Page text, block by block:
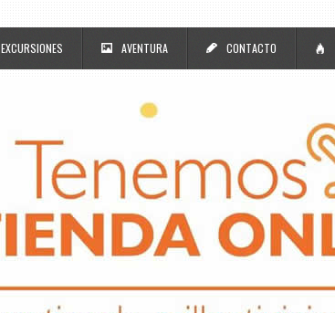
EXCURSIONES AVENTURA CONTACTO